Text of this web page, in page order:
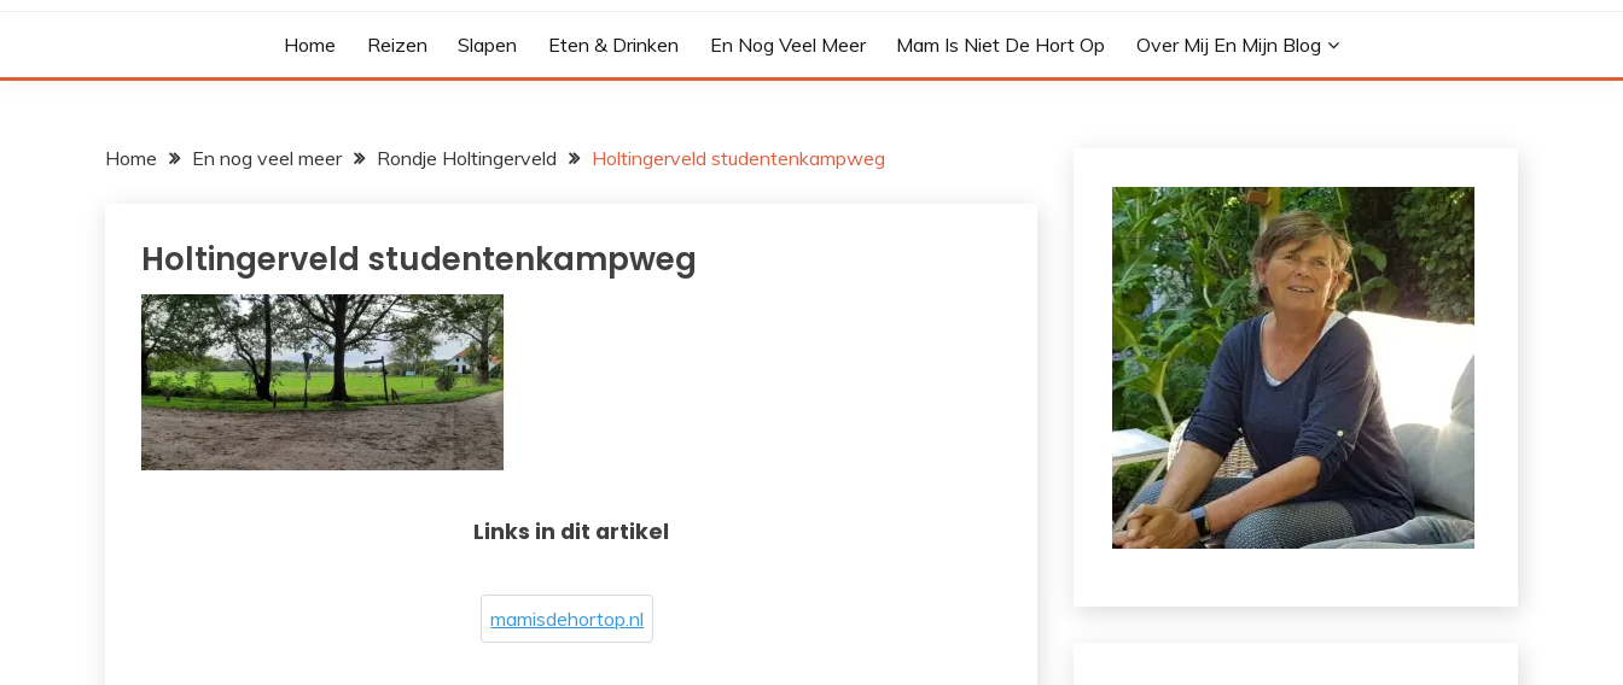
Home Reizen Slapen Eten & Drinken En Nog Veel Meer Mam Is Niet De Hort Op Over Mij En Mijn Blog
Home En nog veel meer Rondje Holtingerveld Holtingerveld studentenkampweg
Holtingerveld studentenkampweg
Links in dit artikel
mamisdehortop.nl